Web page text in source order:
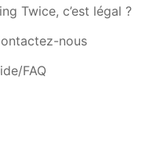
Twice, c’est légal ?
nous
FAQ